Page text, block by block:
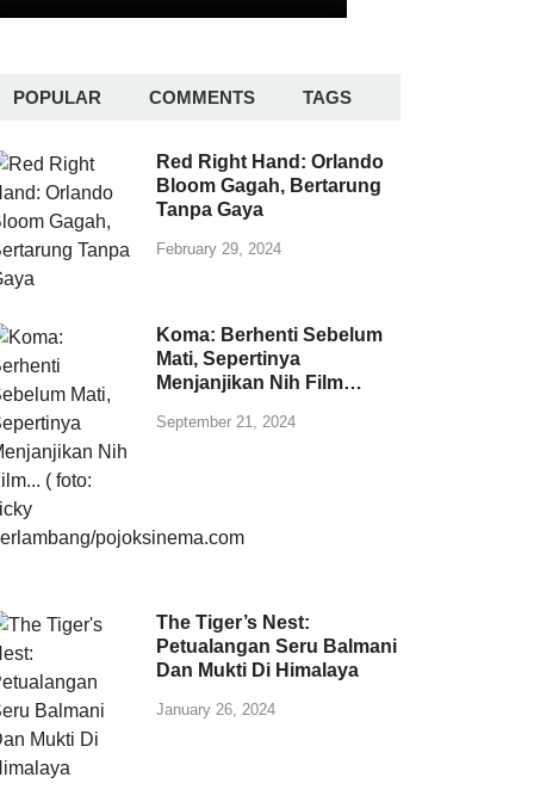
POPULAR COMMENTS TAGS
Red Right Hand: Orlando
Bloom Gagah, Bertarung
Tanpa Gaya
February 29, 2024
Koma: Berhenti Sebelum
Mati, Sepertinya
Menjanjikan Nih Film…
September 21, 2024
The Tiger’s Nest:
Petualangan Seru Balmani
Dan Mukti Di Himalaya
January 26, 2024